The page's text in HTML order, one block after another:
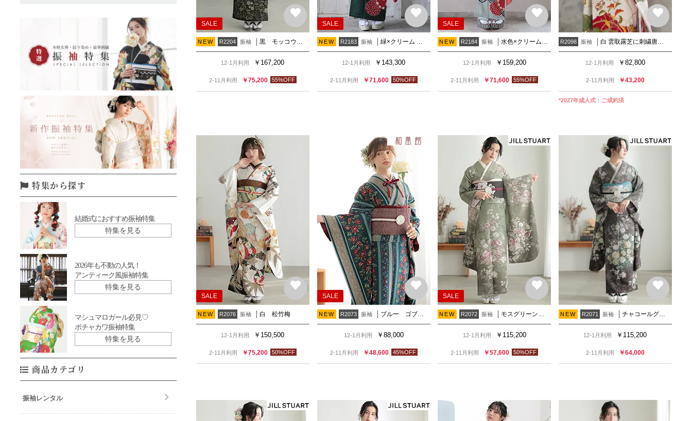
特集から探す
結婚式におすすめ振袖特集
特集を見る
2026年も不動の人気！
アンティーク風振袖特集
特集を見る
マシュマロガール必見♡
ポチャカワ振袖特集
特集を見る
商品カテゴリ
振袖レンタル
SALE
NEW R2204 振袖
12-1月利用 ￥ 167,200
2-11月利用 ￥75,200 55%OFF
SALE
NEW R2183 振袖
12-1月利用 ￥ 143,300
2-11月利用 ￥71,600 50%OFF
SALE
NEW R2184 振袖
12-1月利用 ￥ 159,200
2-11月利用 ￥71,600 55%OFF
R2098 振袖 白 雲取露芝に刺繍唐花(絹)(R703)
12-1月利用 ￥ 82,800
2-11月利用 ￥43,200
*2027年成人式： ご成約済
SALE
NEW R2076 振袖 白 松竹梅
12-1月利用 ￥ 150,500
2-11月利用 ￥75,200 50%OFF
SALE
NEW R2073 振袖 ブルー ゴブラン織調薔薇
12-1月利用 ￥ 88,000
2-11月利用 ￥48,600 45%OFF
SALE
NEW R2072 振袖
12-1月利用 ￥ 115,200
2-11月利用 ￥57,600 50%OFF
NEW R2071 振袖 チャコールグレイ ゴブランブーケ
12-1月利用 ￥ 115,200
2-11月利用 ￥64,000